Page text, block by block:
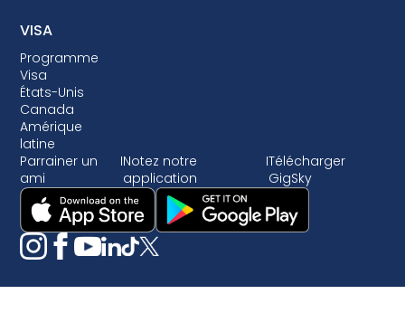
VISA
Programme
Visa
États-Unis
Canada
Amérique
latine
Parrainer un
ami
INotez notre
application
ITélécharger
GigSky